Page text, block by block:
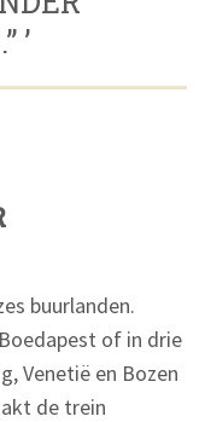
’
buurlanden.
of in drie
Venetië en Bozen
de trein